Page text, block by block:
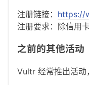
注册链接： https://
注册要求：除信用
之前的其他活动
Vultr 经常推出活动